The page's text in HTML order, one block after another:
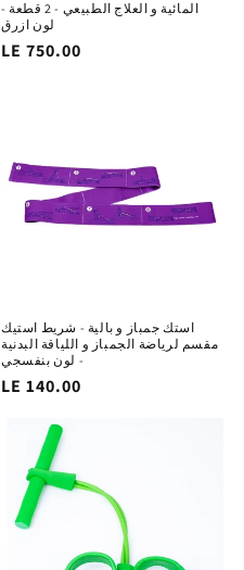
المائية و العلاج الطبيعي - 2 قطعة -
لون ازرق
السغر
LE 750.00
استك جمباز و بالية - شريط استيك
مقسم لرياضة الجمباز و اللياقة البدنية
- لون بنفسجي
السغر
LE 140.00